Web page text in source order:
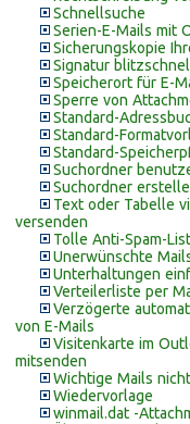
Schnellsuche
Serien-E-Mails mit
Sicherungskopie
Signatur
Speicherort für E-
Sperre von
Standard-
Standard-
Standard-
Suchordner
Suchordner
Text oder Tabelle
versenden
Tolle Anti-Spam-
Unerwünschte
Unterhaltungen
Verteilerliste per
Verzögerte
von E-Mails
Visitenkarte im
mitsenden
Wichtige Mails
Wiedervorlage
winmail.dat -